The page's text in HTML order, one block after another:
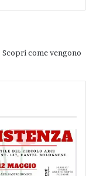
Scopri come vengono